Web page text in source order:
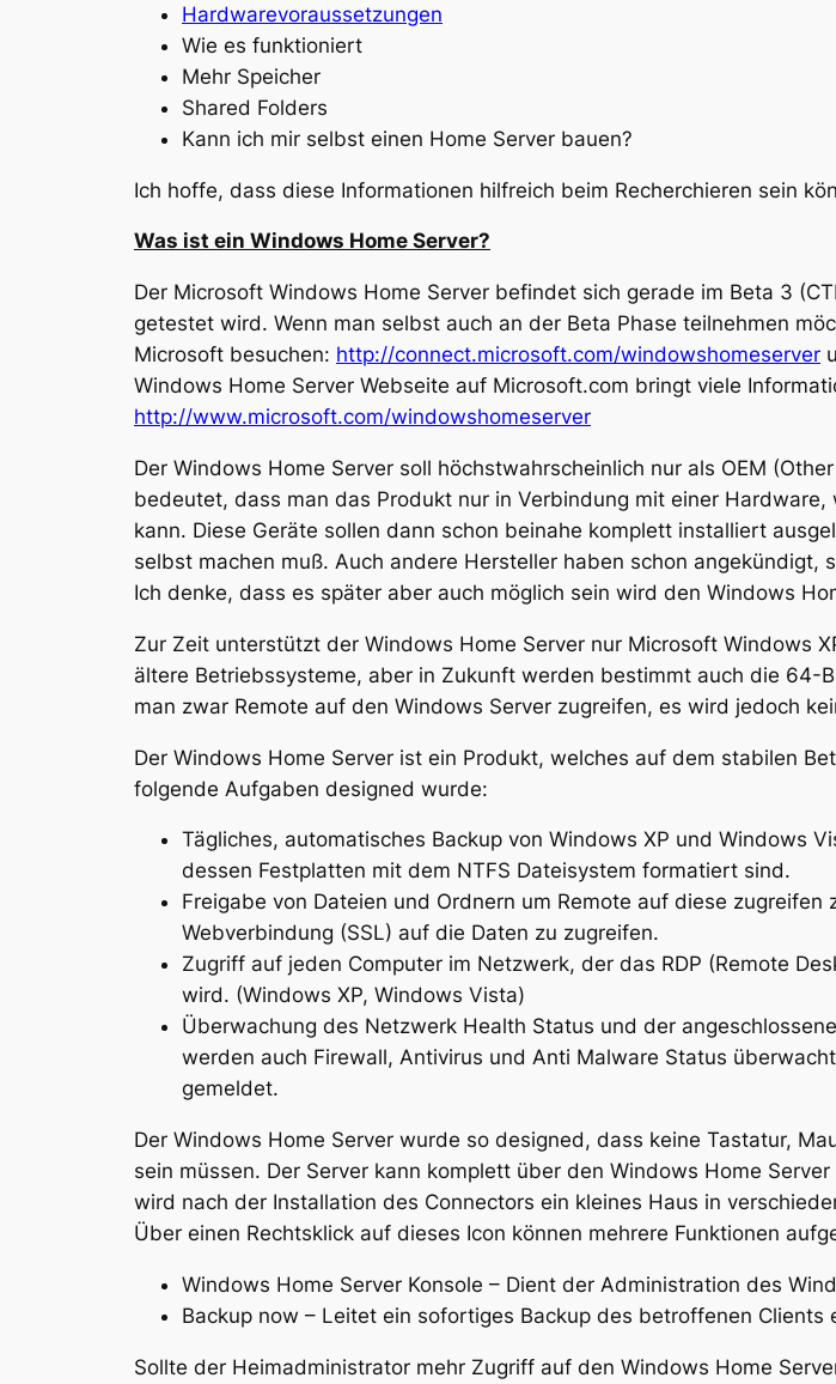
Hardwarevoraussetzungen
Wie es funktioniert
Mehr Speicher
Shared Folders
Kann ich mir selbst einen Home Server bauen?
Ich hoffe, dass diese Informationen hilfreich beim Recherchieren sein
Was ist ein Windows Home Server?
Der Microsoft Windows Home Server befindet sich gerade im Beta 3
getestet wird. Wenn man selbst auch an der Beta Phase teilnehmen
Microsoft besuchen: http://connect.microsoft.com/windowshomeserver
Windows Home Server Webseite auf Microsoft.com bringt viele
http://www.microsoft.com/windowshomeserver
Der Windows Home Server soll höchstwahrscheinlich nur als OEM
bedeutet, dass man das Produkt nur in Verbindung mit einer
kann. Diese Geräte sollen dann schon beinahe komplett installiert
selbst machen muß. Auch andere Hersteller haben schon
Ich denke, dass es später aber auch möglich sein wird den Windows
Zur Zeit unterstützt der Windows Home Server nur Microsoft Windows
ältere Betriebssysteme, aber in Zukunft werden bestimmt auch die
man zwar Remote auf den Windows Server zugreifen, es wird jedoch
Der Windows Home Server ist ein Produkt, welches auf dem stabilen
folgende Aufgaben designed wurde:
Tägliches, automatisches Backup von Windows XP und Windows
dessen Festplatten mit dem NTFS Dateisystem formatiert sind.
Freigabe von Dateien und Ordnern um Remote auf diese
Webverbindung (SSL) auf die Daten zu zugreifen.
Zugriff auf jeden Computer im Netzwerk, der das RDP (Remote
wird. (Windows XP, Windows Vista)
Überwachung des Netzwerk Health Status und der
werden auch Firewall, Antivirus und Anti Malware Status
gemeldet.
Der Windows Home Server wurde so designed, dass keine Tastatur,
sein müssen. Der Server kann komplett über den Windows Home
wird nach der Installation des Connectors ein kleines Haus in
Über einen Rechtsklick auf dieses Icon können mehrere Funktionen
Windows Home Server Konsole – Dient der Administration des
Backup now – Leitet ein sofortiges Backup des betroffenen Clients
Sollte der Heimadministrator mehr Zugriff auf den Windows Home